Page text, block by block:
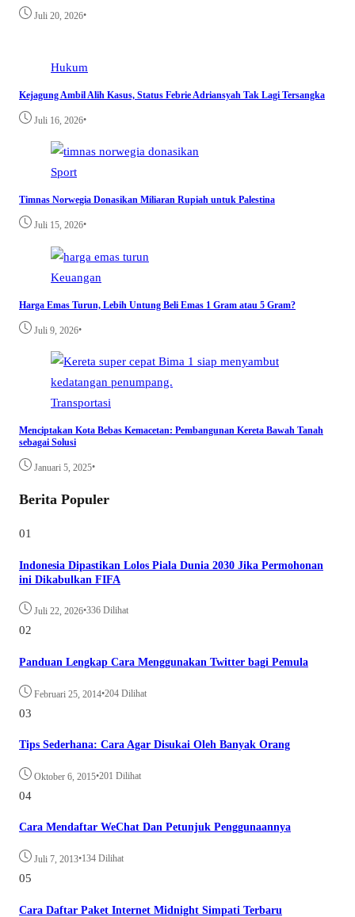
Juli 20, 2026•
Hukum
Kejagung Ambil Alih Kasus, Status Febrie Adriansyah Tak Lagi Tersangka
Juli 16, 2026•
Sport
Timnas Norwegia Donasikan Miliaran Rupiah untuk Palestina
Juli 15, 2026•
Keuangan
Harga Emas Turun, Lebih Untung Beli Emas 1 Gram atau 5 Gram?
Juli 9, 2026•
Transportasi
Menciptakan Kota Bebas Kemacetan: Pembangunan Kereta Bawah Tanah
sebagai Solusi
Januari 5, 2025•
Berita Populer
01
Indonesia Dipastikan Lolos Piala Dunia 2030 Jika Permohonan
ini Dikabulkan FIFA
Juli 22, 2026•336 Dilihat
02
Panduan Lengkap Cara Menggunakan Twitter bagi Pemula
Februari 25, 2014•204 Dilihat
03
Tips Sederhana: Cara Agar Disukai Oleh Banyak Orang
Oktober 6, 2015•201 Dilihat
04
Cara Mendaftar WeChat Dan Petunjuk Penggunaannya
Juli 7, 2013•134 Dilihat
05
Cara Daftar Paket Internet Midnight Simpati Terbaru